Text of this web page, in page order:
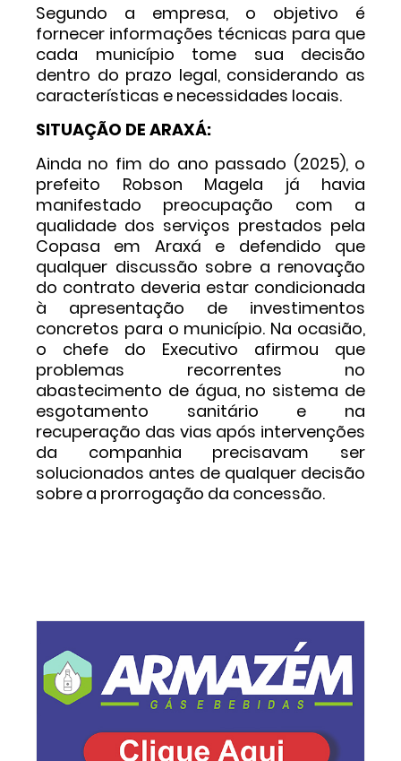
Segundo a empresa, o objetivo é
fornecer informações técnicas para que
cada município tome sua decisão
dentro do prazo legal, considerando as
características e necessidades locais.
SITUAÇÃO DE ARAXÁ:
Ainda no fim do ano passado (2025), o
prefeito Robson Magela já havia
manifestado preocupação com a
qualidade dos serviços prestados pela
Copasa em Araxá e defendido que
qualquer discussão sobre a renovação
do contrato deveria estar condicionada
à apresentação de investimentos
concretos para o município. Na ocasião,
o chefe do Executivo afirmou que
problemas recorrentes no
abastecimento de água, no sistema de
esgotamento sanitário e na
recuperação das vias após intervenções
da companhia precisavam ser
solucionados antes de qualquer decisão
sobre a prorrogação da concessão.